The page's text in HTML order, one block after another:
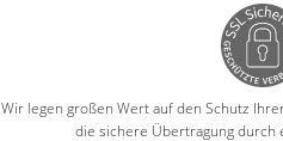
Wir legen großen Wert auf den Schutz
die sichere Übertragung durch